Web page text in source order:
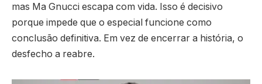
mas Ma Gnucci escapa com vida. Isso é decisivo
porque impede que o especial funcione como
conclusão definitiva. Em vez de encerrar a história, o
desfecho a reabre.